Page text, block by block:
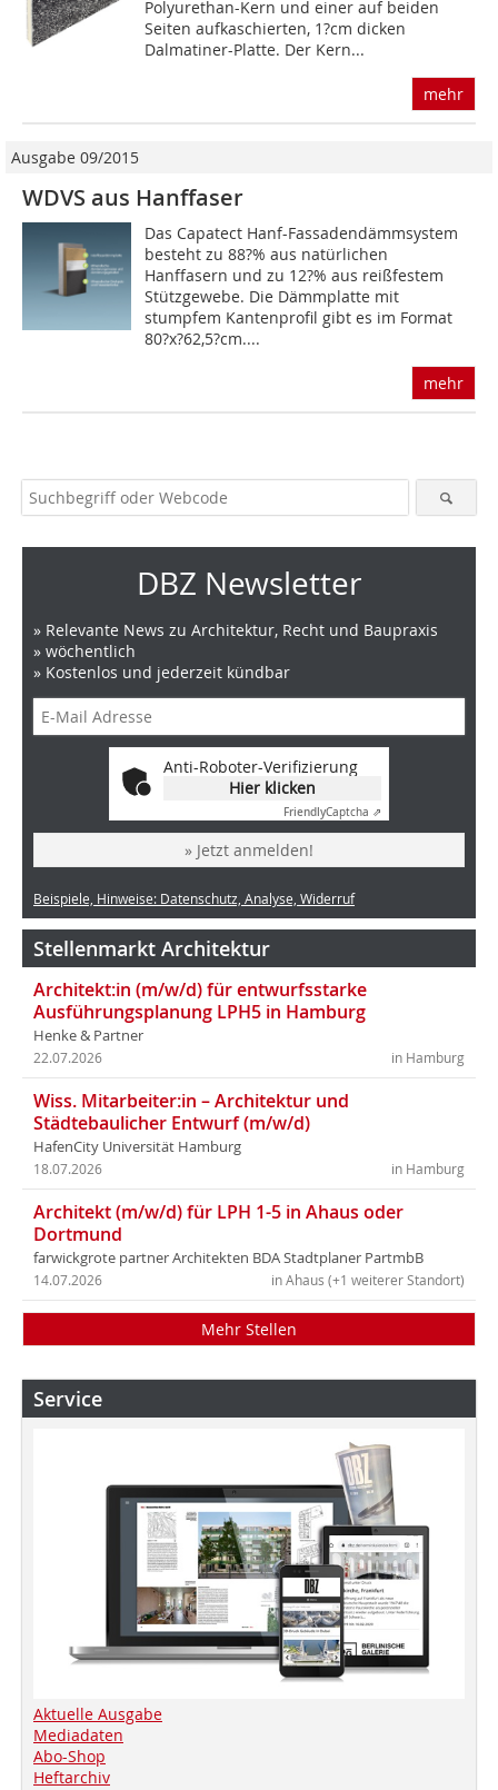
Polyurethan-Kern und einer auf beiden
Seiten aufkaschierten, 1?cm dicken
Dalmatiner-Platte. Der Kern...
mehr
Ausgabe 09/2015
WDVS aus Hanffaser
Das Capatect Hanf-Fassadendämmsystem
besteht zu 88?% aus natürlichen
Hanffasern und zu 12?% aus reißfestem
Stützgewebe. Die Dämmplatte mit
stumpfem Kantenprofil gibt es im Format
80?x?62,5?cm....
mehr
DBZ Newsletter
» Relevante News zu Architektur, Recht und Baupraxis
» wöchentlich
» Kostenlos und jederzeit kündbar
Anti-Roboter-Verifizierung
Hier klicken
FriendlyCaptcha ⇗
» Jetzt anmelden!
Beispiele, Hinweise: Datenschutz, Analyse, Widerruf
Stellenmarkt Architektur
Architekt:in (m/w/d) für entwurfsstarke
Ausführungsplanung LPH5 in Hamburg
Henke & Partner
in Hamburg
22.07.2026
Wiss. Mitarbeiter:in – Architektur und
Städtebaulicher Entwurf (m/w/d)
HafenCity Universität Hamburg
in Hamburg
18.07.2026
Architekt (m/w/d) für LPH 1-5 in Ahaus oder
Dortmund
farwickgrote partner Architekten BDA Stadtplaner PartmbB
in Ahaus (+1 weiterer Standort)
14.07.2026
Mehr Stellen
Service
Aktuelle Ausgabe
Mediadaten
Abo-Shop
Heftarchiv